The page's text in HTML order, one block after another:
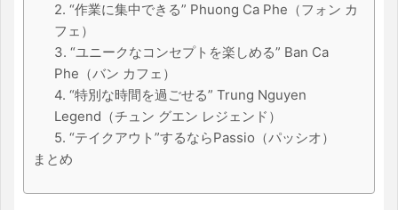
2. “作業に集中できる” Phuong Ca Phe（フォン カ
フェ）
3. “ユニークなコンセプトを楽しめる” Ban Ca
Phe（バン カフェ）
4. “特別な時間を過ごせる” Trung Nguyen
Legend（チュン グエン レジェンド）
5. “テイクアウト”するならPassio（パッシオ）
まとめ